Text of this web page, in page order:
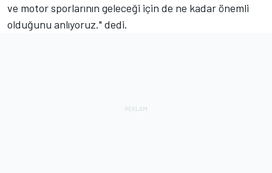
ve motor sporlarının geleceği için de ne kadar önemli
olduğunu anlıyoruz." dedi.